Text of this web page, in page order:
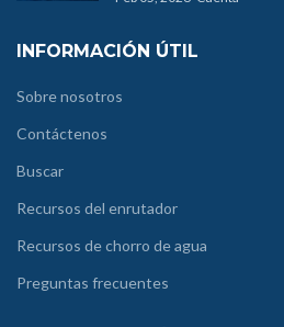
INFORMACIÓN ÚTIL
Sobre nosotros
Contáctenos
Buscar
Recursos del enrutador
Recursos de chorro de agua
Preguntas frecuentes